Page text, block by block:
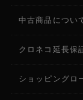
中古商品につい
クロネコ延長保
ショッピングロ